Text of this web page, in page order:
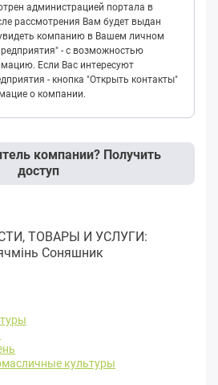
администрацией портала в
рассмотрения Вам будет выдан
компанию в Вашем личном
- с возможностью
Если Вас интересуют
- кнопка "Открыть контакты"
о компании.
компании? Получить
доступ
ТОВАРЫ И УСЛУГИ:
Соняшник
культуры